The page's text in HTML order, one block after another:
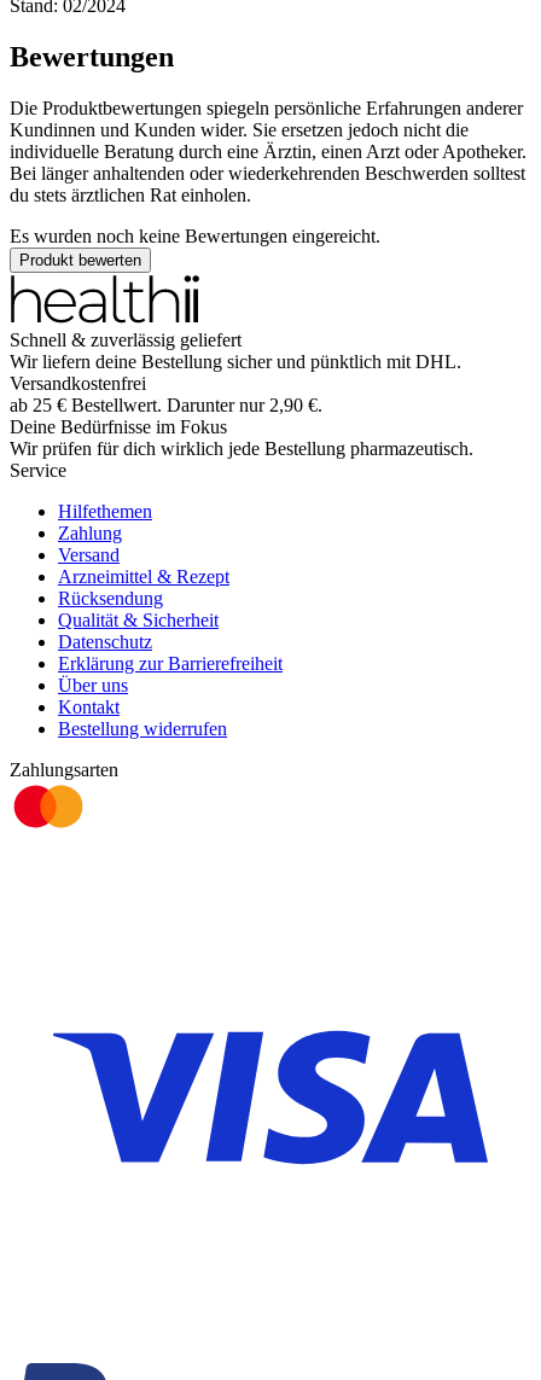
Stand: 02/2024
Bewertungen
Die Produktbewertungen spiegeln persönliche Erfahrungen anderer
Kundinnen und Kunden wider. Sie ersetzen jedoch nicht die
individuelle Beratung durch eine Ärztin, einen Arzt oder Apotheker.
Bei länger anhaltenden oder wiederkehrenden Beschwerden solltest
du stets ärztlichen Rat einholen.
Es wurden noch keine Bewertungen eingereicht.
Produkt bewerten
Schnell & zuverlässig geliefert
Wir liefern deine Bestellung sicher und pünktlich mit DHL.
Versandkostenfrei
ab 25 € Bestellwert. Darunter nur 2,90 €.
Deine Bedürfnisse im Fokus
Wir prüfen für dich wirklich jede Bestellung pharmazeutisch.
Service
Hilfethemen
Zahlung
Versand
Arzneimittel & Rezept
Rücksendung
Qualität & Sicherheit
Datenschutz
Erklärung zur Barrierefreiheit
Über uns
Kontakt
Bestellung widerrufen
Zahlungsarten